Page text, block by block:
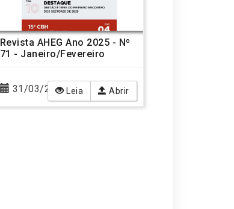
Revista AHEG Ano 2025 - Nº
71 - Janeiro/Fevereiro
31/03/2025Leia Abrir